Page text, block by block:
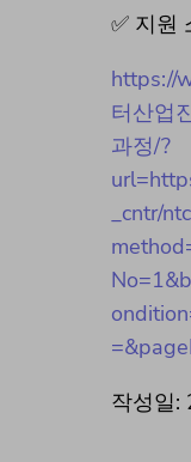
✅ 지원
https://
터산업
과정/?
_cntr/
작성일